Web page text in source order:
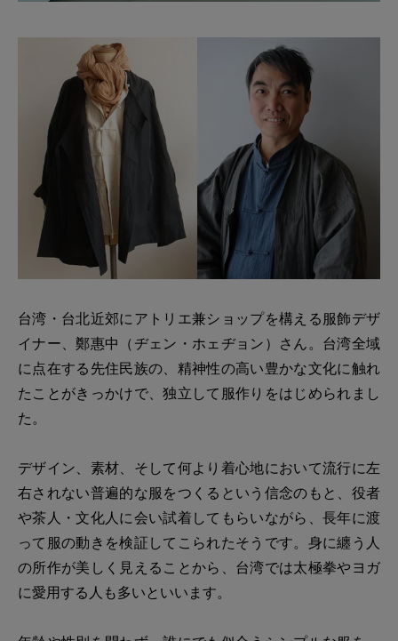
台湾・台北近郊にアトリエ兼ショップを構える服飾デザ
イナー、鄭惠中（ヂェン・ホェヂョン）さん。台湾全域
に点在する先住民族の、精神性の高い豊かな文化に触れ
たことがきっかけで、独立して服作りをはじめられまし
た。
デザイン、素材、そして何より着心地において流行に左
右されない普遍的な服をつくるという信念のもと、役者
や茶人・文化人に会い試着してもらいながら、長年に渡
って服の動きを検証してこられたそうです。身に纏う人
の所作が美しく見えることから、台湾では太極拳やヨガ
に愛用する人も多いといいます。